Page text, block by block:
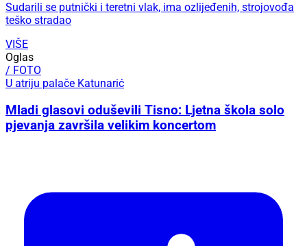
Sudarili se putnički i teretni vlak, ima ozlijeđenih, strojovođa
teško stradao
VIŠE
Oglas
/ FOTO
U atriju palače Katunarić
Mladi glasovi oduševili Tisno: Ljetna škola solo
pjevanja završila velikim koncertom